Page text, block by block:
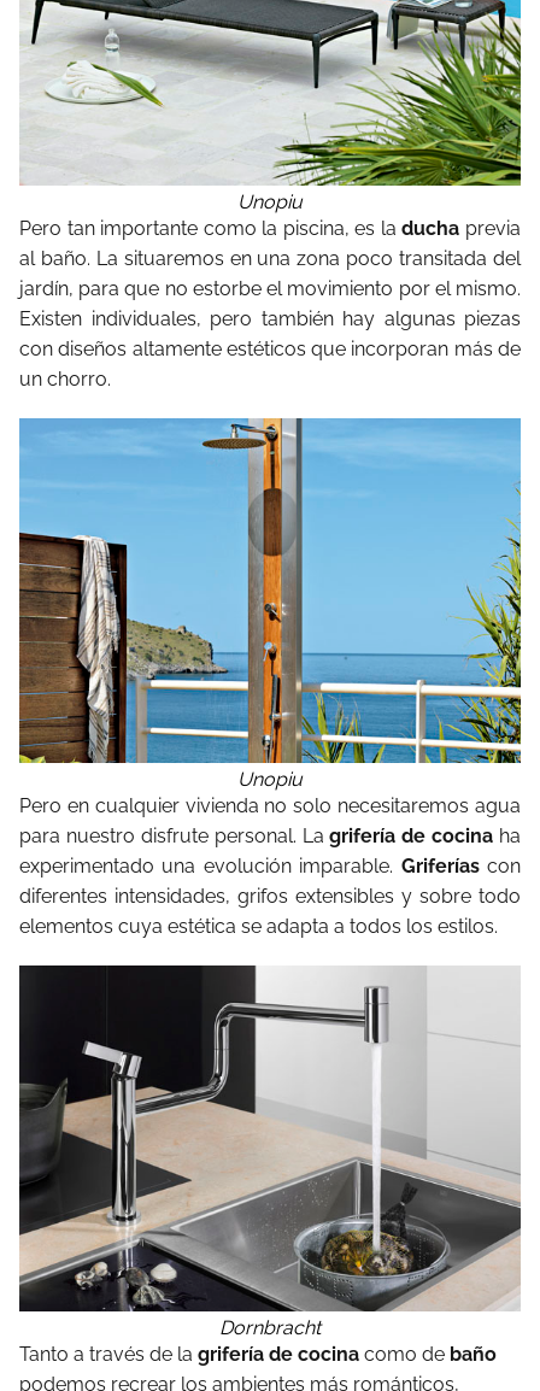
Unopiu
Pero tan importante como la piscina, es laducha previa
al baño. La situaremos en una zona poco transitada del
jardín, para que no estorbe el movimiento por el mismo.
Existen individuales, pero también hay algunas piezas
con diseños altamente estéticos que incorporan más de
un chorro.
Unopiu
Pero en cualquier vivienda no solo necesitaremos agua
para nuestro disfrute personal. Lagrifería de cocina ha
experimentado una evolución imparable. Griferíascon
diferentes intensidades, grifos extensibles y sobre todo
elementos cuya estética se adapta a todos los estilos.
Dornbracht
Tanto a través de la grifería de cocina como de baño
podemos recrear los ambientes más románticos,